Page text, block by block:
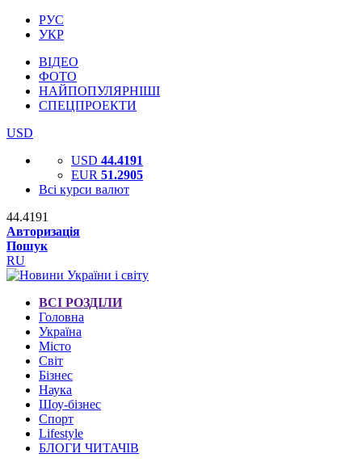
РУС
УКР
ВІДЕО
ФОТО
НАЙПОПУЛЯРНІШІ
СПЕЦПРОЕКТИ
USD
USD 44.4191
EUR 51.2905
Всі курси валют
44.4191
Авторизація
Пошук
RU
ВСІ РОЗДІЛИ
Головна
Україна
Місто
Світ
Бізнес
Наука
Шоу-бізнес
Спорт
Lifestyle
БЛОГИ ЧИТАЧІВ